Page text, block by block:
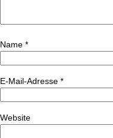
Name *
E-Mail-Adresse *
Website